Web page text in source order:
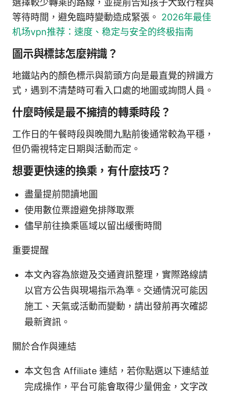
選擇較少轉乘的路線，並提前告知孩子大致行程與
等待時間，避免臨時變動造成緊張。 2026年最佳
机场vpn推荐：速度、稳定与安全的终极指南
圖示與標誌怎麼辨識？
地鐵站內的顏色標示與箭頭方向是最直覺的辨識方
式，遇到不清楚時可看入口處的地圖或詢問人員。
什麼時候是最不擁擠的轉乘時段？
工作日的午餐時段與晚間九點前後通常較為平穩，
但仍需視特定日期與活動而定。
想要更快速的換乘，有什麼技巧？
盡量提前閱讀地圖
使用數位票證避免排隊取票
儘早前往換乘區域以留出緩衝時間
重要提醒
本文內容為旅遊及交通資訊整理，實際路線請
以官方公告與現場指示為準。交通情況可能因
施工、天氣或活動而變動，請出發前再次確認
最新資訊。
關於合作與連結
本文包含 Affiliate 連結，若你點選以下連結並
完成操作，平台可能會取得少量佣金，文字改